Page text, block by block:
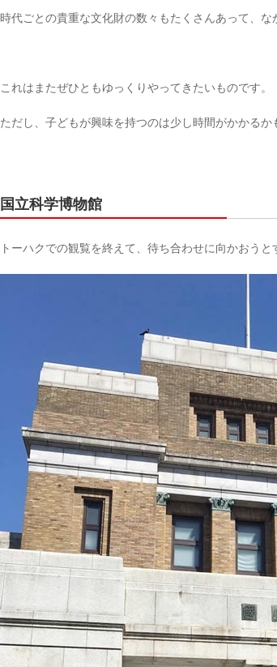
時代ごとの貴重な文化財の数々もたくさんあって、な
これはまたぜひともゆっくりやってきたいものです。
ただし、子どもが興味を持つのは少し時間がかかるか
国立科学博物館
トーハクでの観覧を終えて、待ち合わせに向かおう